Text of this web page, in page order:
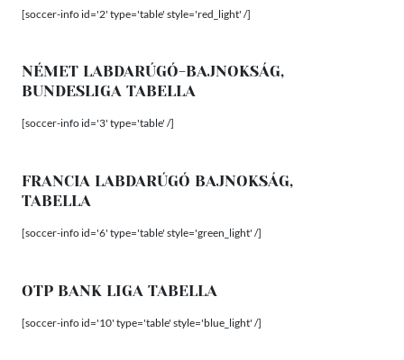
[soccer-info id='2' type='table' style='red_light' /]
NÉMET LABDARÚGÓ-BAJNOKSÁG,
BUNDESLIGA TABELLA
[soccer-info id='3' type='table' /]
FRANCIA LABDARÚGÓ BAJNOKSÁG,
TABELLA
[soccer-info id='6' type='table' style='green_light' /]
OTP BANK LIGA TABELLA
[soccer-info id='10' type='table' style='blue_light' /]